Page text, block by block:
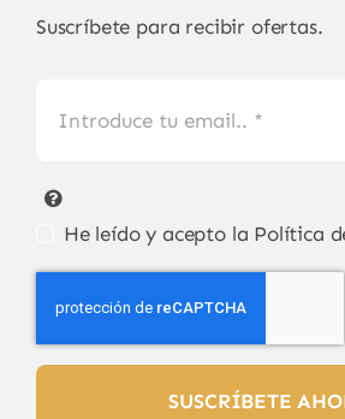
Suscríbete para recibir ofertas.
He leído y acepto la Política
SUSCRÍBETE